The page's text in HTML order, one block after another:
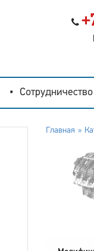
Сотрудничество
Главная